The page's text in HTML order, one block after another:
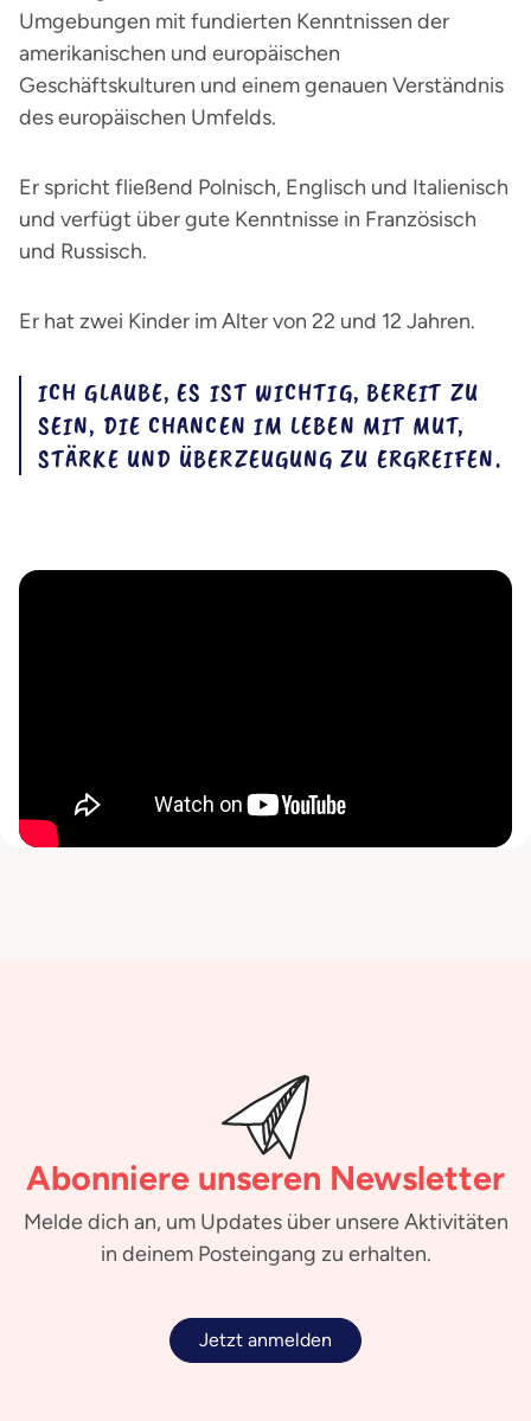
Umgebungen mit fundierten Kenntnissen der
amerikanischen und europäischen
Geschäftskulturen und einem genauen Verständnis
des europäischen Umfelds.
Er spricht fließend Polnisch, Englisch und Italienisch
und verfügt über gute Kenntnisse in Französisch
und Russisch.
Er hat zwei Kinder im Alter von 22 und 12 Jahren.
ICH GLAUBE, ES IST WICHTIG, BEREIT ZU
SEIN, DIE CHANCEN IM LEBEN MIT MUT,
STÄRKE UND ÜBERZEUGUNG ZU ERGREIFEN.
Abonniere unseren Newsletter
Melde dich an, um Updates über unsere Aktivitäten
in deinem Posteingang zu erhalten.
Jetzt anmelden